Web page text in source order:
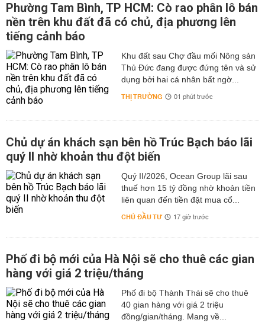
Phường Tam Bình, TP HCM: Cò rao phân lô bán
nền trên khu đất đã có chủ, địa phương lên
tiếng cảnh báo
Khu đất sau Chợ đầu mối Nông sản
Thủ Đức đang được đứng tên và sử
dụng bởi hai cá nhân bất ngờ...
THỊ TRƯỜNG 01 phút trước
Chủ dự án khách sạn bên hồ Trúc Bạch báo lãi
quý II nhờ khoản thu đột biến
Quý II/2026, Ocean Group lãi sau
thuế hơn 15 tỷ đồng nhờ khoản tiền
liên quan đến tiền đặt mua cổ...
CHỦ ĐẦU TƯ 17 giờ trước
Phố đi bộ mới của Hà Nội sẽ cho thuê các gian
hàng với giá 2 triệu/tháng
Phố đi bộ Thành Thái sẽ cho thuê
40 gian hàng với giá 2 triệu
đồng/gian/tháng. Mang về...